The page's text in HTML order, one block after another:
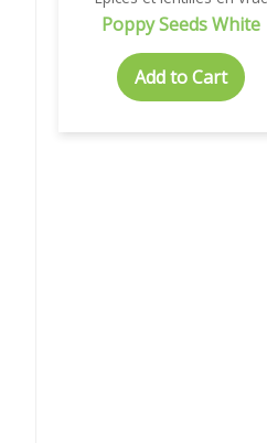
Poppy Seeds White
Add to Cart